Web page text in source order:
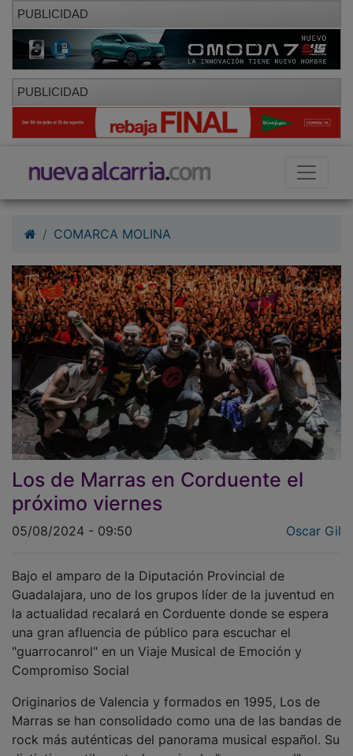
PUBLICIDAD
PUBLICIDAD
Los de Marras en Corduente el
próximo viernes
05/08/2024 - 09:50
Guadalajara, uno de los grupos líder de la juventud en
la actualidad recalará en Corduente donde se espera
una gran afluencia de público para escuchar el
"guarrocanrol" en un Viaje Musical de Emoción y
Compromiso Social
Marras se han consolidado como una de las bandas de
rock más auténticas del panorama musical español. Su
distintivo estilo, autodenominado "guarrocanrol", se